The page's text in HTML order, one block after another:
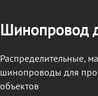
Шинопровод
Распределительные,
шинопроводы для
объектов